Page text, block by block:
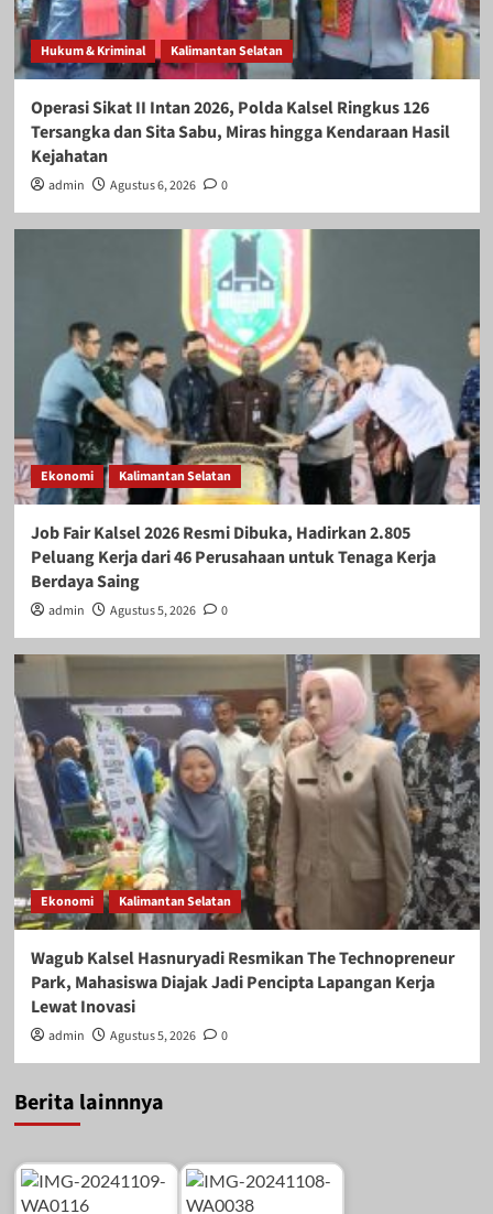
Hukum & Kriminal Kalimantan Selatan
Operasi Sikat II Intan 2026, Polda Kalsel Ringkus 126
Tersangka dan Sita Sabu, Miras hingga Kendaraan Hasil
Kejahatan
admin Agustus 6, 2026 0
Ekonomi Kalimantan Selatan
Job Fair Kalsel 2026 Resmi Dibuka, Hadirkan 2.805
Peluang Kerja dari 46 Perusahaan untuk Tenaga Kerja
Berdaya Saing
admin Agustus 5, 2026 0
Ekonomi Kalimantan Selatan
Wagub Kalsel Hasnuryadi Resmikan The Technopreneur
Park, Mahasiswa Diajak Jadi Pencipta Lapangan Kerja
Lewat Inovasi
admin Agustus 5, 2026 0
Berita lainnnya